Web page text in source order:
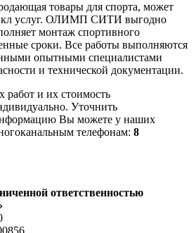
товары для спорта, может
услуг. ОЛИМП СИТИ выгодно
монтаж спортивного
сроки. Все работы выполняются
опытными специалистами
и технической документации.
и их стоимость
Уточнить
Вы можете у наших
телефонам: 8
ответственностью